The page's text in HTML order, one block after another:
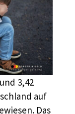
3,42
auf
Das